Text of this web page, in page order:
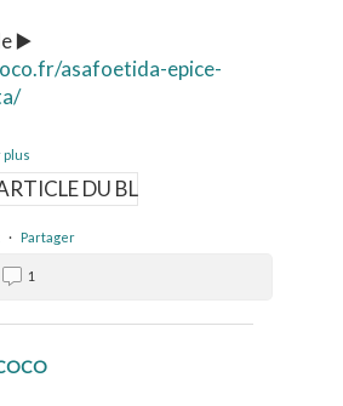
▶️
asafoetida-epice-
plus
· Partager
1